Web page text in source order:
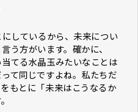
しているから、未来につい
う方がいます。確かに、
てる水晶玉みたいなことは
て同じですよね。私たちだ
もとに「未来はこうなるか